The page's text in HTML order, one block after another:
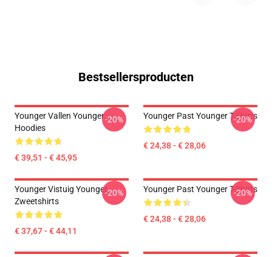
Bestsellersproducten
Younger Vallen Younger
Hoodies
€ 39,51 - € 45,95
-20% Younger Past Younger T-Shirts
€ 24,38 - € 28,06
-20%
Younger Vistuig Younger
Zweetshirts
€ 37,67 - € 44,11
-20% Younger Past Younger T-Shirts
€ 24,38 - € 28,06
-20%